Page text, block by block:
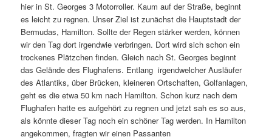
hier in St. Georges 3 Motorroller. Kaum auf der Straße, beginnt
es leicht zu regnen. Unser Ziel ist zunächst die Hauptstadt der
Bermudas, Hamilton. Sollte der Regen stärker werden, können
wir den Tag dort irgendwie verbringen. Dort wird sich schon ein
trockenes Plätzchen finden. Gleich nach St. Georges beginnt
das Gelände des Flughafens. Entlang irgendwelcher Ausläufer
des Atlantiks, über Brücken, kleineren Ortschaften, Golfanlagen,
geht es die etwa 50 km nach Hamilton. Schon kurz nach dem
Flughafen hatte es aufgehört zu regnen und jetzt sah es so aus,
als könnte dieser Tag noch ein schöner Tag werden. In Hamilton
angekommen, fragten wir einen Passanten